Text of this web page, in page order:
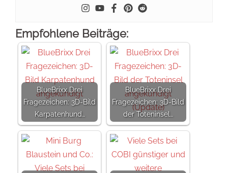
Empfohlene Beiträge:
BlueBrixx Drei
Fragezeichen: 3D-Bild
Karpatenhund…
BlueBrixx Drei
Fragezeichen: 3D-Bild
der Toteninsel…